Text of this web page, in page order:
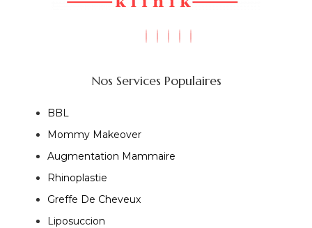
Nos Services Populaires
BBL
Mommy Makeover
Augmentation Mammaire
Rhinoplastie
Greffe De Cheveux
Liposuccion